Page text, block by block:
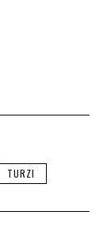
TURZI